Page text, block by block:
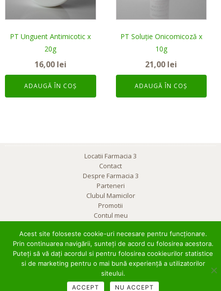
PT Unguent Antimicotic x
20g
16,00 lei
ADAUGĂ ÎN COȘ
PT Soluție Onicomicoză x
10g
21,00 lei
ADAUGĂ ÎN COȘ
Locatii Farmacia 3
Contact
Despre Farmacia 3
Parteneri
Clubul Mamicilor
Promotii
Contul meu
Termeni si conditii
Politica de confidentialitate
© 2013 Toate drepturile rezervate Farmacia 3, Oradea, Str. Republicii nr. 7
Acest site foloseste cookie-uri necesare pentru funcționare.
Prin continuarea navigării, sunteți de acord cu folosirea acestora.
Puteți să vă dați acordul si pentru folosirea cookieurilor statistice
si de marketing pentru o mai bună experiență a utilizatorilor
siteului.
ACCEPT NU ACCEPT